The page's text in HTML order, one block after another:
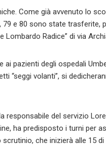
Come già avvenuto lo
e 80 sono state trasferite,
Lombardo Radice” di via
pazienti degli ospedali
“seggi volanti”, si
responsabile del servizio
ha predisposto i turni per
che inizierà alle 15 di